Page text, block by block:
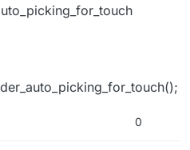
0